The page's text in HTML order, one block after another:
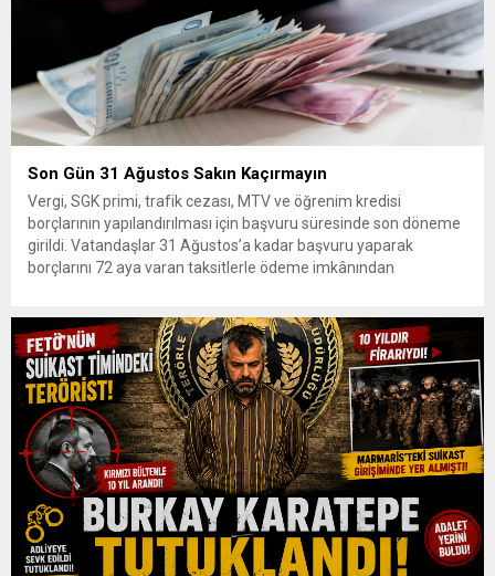
Son Gün 31 Ağustos Sakın Kaçırmayın
Vergi, SGK primi, trafik cezası, MTV ve öğrenim kredisi
borçlarının yapılandırılması için başvuru süresinde son döneme
girildi. Vatandaşlar 31 Ağustos’a kadar başvuru yaparak
borçlarını 72 aya varan taksitlerle ödeme imkânından
başvurular 31 Ağustos tarihinde sona eriyor. Hak sahiplerine 72
aya varan...